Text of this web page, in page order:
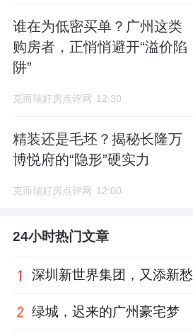
谁在为低密买单？广州这类
购房者，正悄悄避开“溢价陷
阱”
克而瑞好房点评网 12:30
精装还是毛坯？揭秘长隆万
博悦府的“隐形”硬实力
克而瑞好房点评网 12:00
24小时热门文章
深圳新世界集团，又添新愁
绿城，迟来的广州豪宅梦